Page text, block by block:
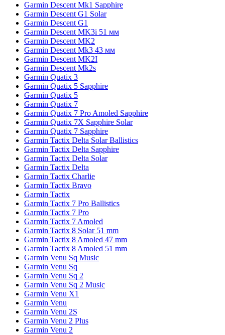
Garmin Descent Mk1 Sapphire
Garmin Descent G1 Solar
Garmin Descent G1
Garmin Descent MK3i 51 мм
Garmin Descent MK2
Garmin Descent Mk3 43 мм
Garmin Descent MK2I
Garmin Descent Mk2s
Garmin Quatix 3
Garmin Quatix 5 Sapphire
Garmin Quatix 5
Garmin Quatix 7
Garmin Quatix 7 Pro Amoled Sapphire
Garmin Quatix 7X Sapphire Solar
Garmin Quatix 7 Sapphire
Garmin Tactix Delta Solar Ballistics
Garmin Tactix Delta Sapphire
Garmin Tactix Delta Solar
Garmin Tactix Delta
Garmin Tactix Charlie
Garmin Tactix Bravo
Garmin Tactix
Garmin Tactix 7 Pro Ballistics
Garmin Tactix 7 Pro
Garmin Tactix 7 Amoled
Garmin Tactix 8 Solar 51 mm
Garmin Tactix 8 Amoled 47 mm
Garmin Tactix 8 Amoled 51 mm
Garmin Venu Sq Music
Garmin Venu Sq
Garmin Venu Sq 2
Garmin Venu Sq 2 Music
Garmin Venu X1
Garmin Venu
Garmin Venu 2S
Garmin Venu 2 Plus
Garmin Venu 2